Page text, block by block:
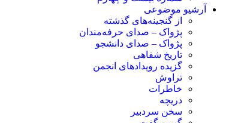
آرشیو موضوعی
از گنجینه‌های گذشته
پژواک – صدای حرفه‌مندان
پژواک – صدای دانشجو
تاریخ شفاهی
گزیده رویدادهای انجمن
تراوش
خاطرات
دریچه
سخن سردبیر